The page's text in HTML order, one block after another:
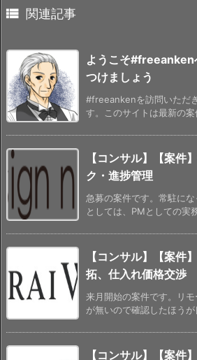
 関連記事
ようこそ#freeanken
つけましょう
#freeankenを訪問いただ
す。このサイトは最新の案
【コンサル】【案件
ク・進捗管理
急募の案件です。常駐に
としては、PMとしての実
【コンサル】【案件
拓、仕入れ価格交渉
来月開始の案件です。リ
が無いので確認したほう
【コンサル】【案件